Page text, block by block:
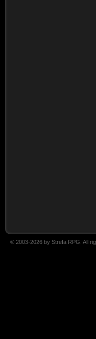
© 2003-2026 by Strefa RPG. All